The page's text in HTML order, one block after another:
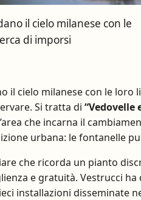
il cielo milanese con le
di imporsi
cielo milanese con le loro
Si tratta di “Vedovelle
che incarna il
urbana: le fontanelle
che ricorda un pianto
e gratuità. Vestrucci ha
installazioni disseminate